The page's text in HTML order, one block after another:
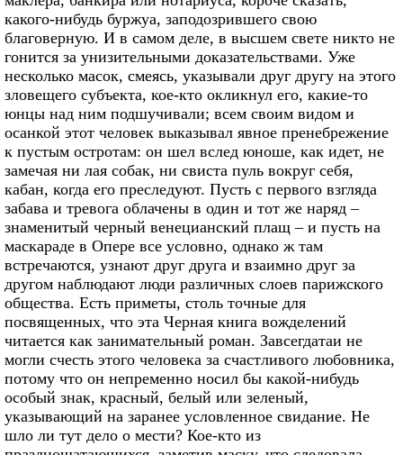
какого-нибудь буржуа, заподозрившего свою
благоверную. И в самом деле, в высшем свете никто не
гонится за унизительными доказательствами. Уже
несколько масок, смеясь, указывали друг другу на этого
зловещего субъекта, кое-кто окликнул его, какие-то
юнцы над ним подшучивали; всем своим видом и
осанкой этот человек выказывал явное пренебрежение
к пустым остротам: он шел вслед юноше, как идет, не
замечая ни лая собак, ни свиста пуль вокруг себя,
кабан, когда его преследуют. Пусть с первого взгляда
забава и тревога облачены в один и тот же наряд –
знаменитый черный венецианский плащ – и пусть на
маскараде в Опере все условно, однако ж там
встречаются, узнают друг друга и взаимно друг за
другом наблюдают люди различных слоев парижского
общества. Есть приметы, столь точные для
посвященных, что эта Черная книга вожделений
читается как занимательный роман. Завсегдатаи не
могли счесть этого человека за счастливого любовника,
потому что он непременно носил бы какой-нибудь
особый знак, красный, белый или зеленый,
указывающий на заранее условленное свидание. Не
шло ли тут дело о мести? Кое-кто из